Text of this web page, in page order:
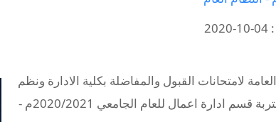
لامتحانات القبول والمفاضلة بكلية الادارة ونظم
المعلومات بالتربة قسم ادارة اعمال للعام الجامعي 2020/2021م -